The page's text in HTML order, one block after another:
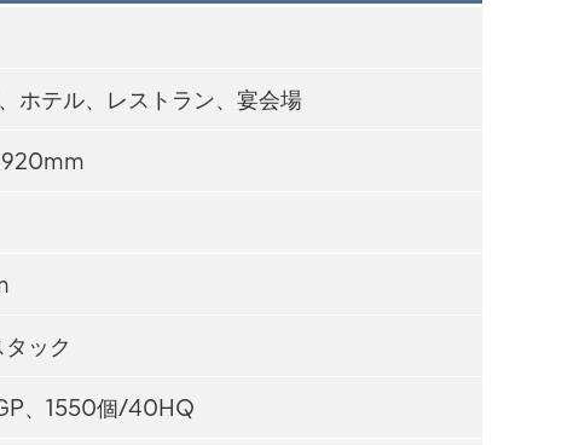
ホテル、レストラン、宴会場
ック
、1550個/40HQ